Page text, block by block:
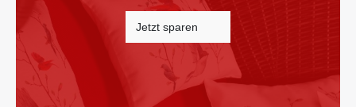
Jetzt sparen